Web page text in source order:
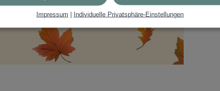
Impressum | Individuelle Privatsphäre-Einstellungen